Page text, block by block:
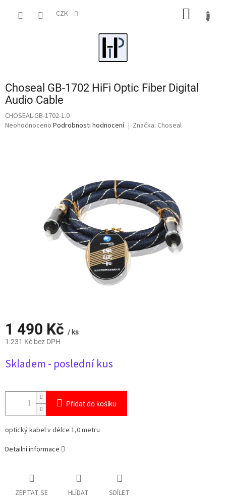
CZK
Choseal GB-1702 HiFi Optic Fiber Digital
Audio Cable
CHOSEAL-GB-1702-1.0
Průměrné
Neohodnoceno Podrobnosti hodnocení Značka: Choseal
1 490 Kč / ks
1 231 Kč bez DPH
cena:
Skladem - poslední kus
Přidat do košíku
optický kabel v délce 1,0 metru
Detailní informace
ZEPTAT SE HLÍDAT SDÍLET